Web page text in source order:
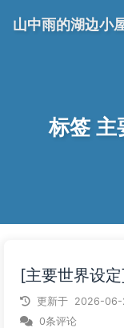
标签 主
山中雨的湖边小
[主要世界设
更新于 2026-06-
0条评论